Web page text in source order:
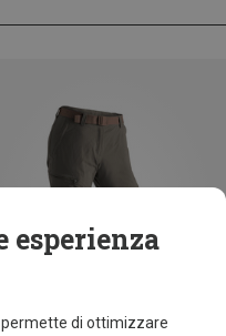
esperienza
permette di ottimizzare